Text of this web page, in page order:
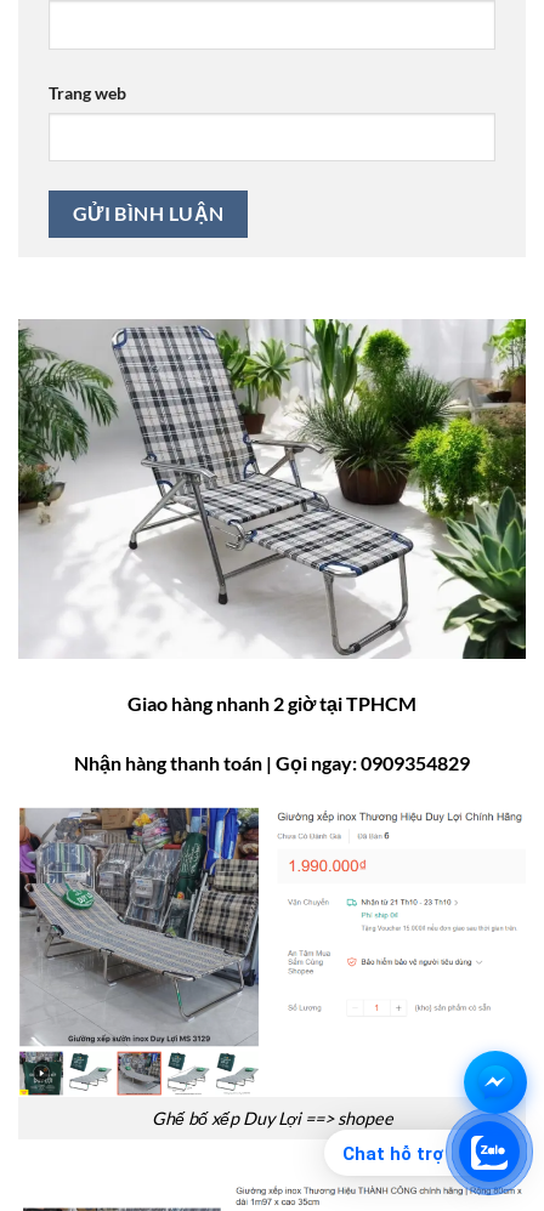
Chat hỗ trợ
Trang web
Giao hàng nhanh 2 giờ tại TPHCM
Nhận hàng thanh toán | Gọi ngay: 0909354829
Ghế bố xếp Duy Lợi ==> shopee